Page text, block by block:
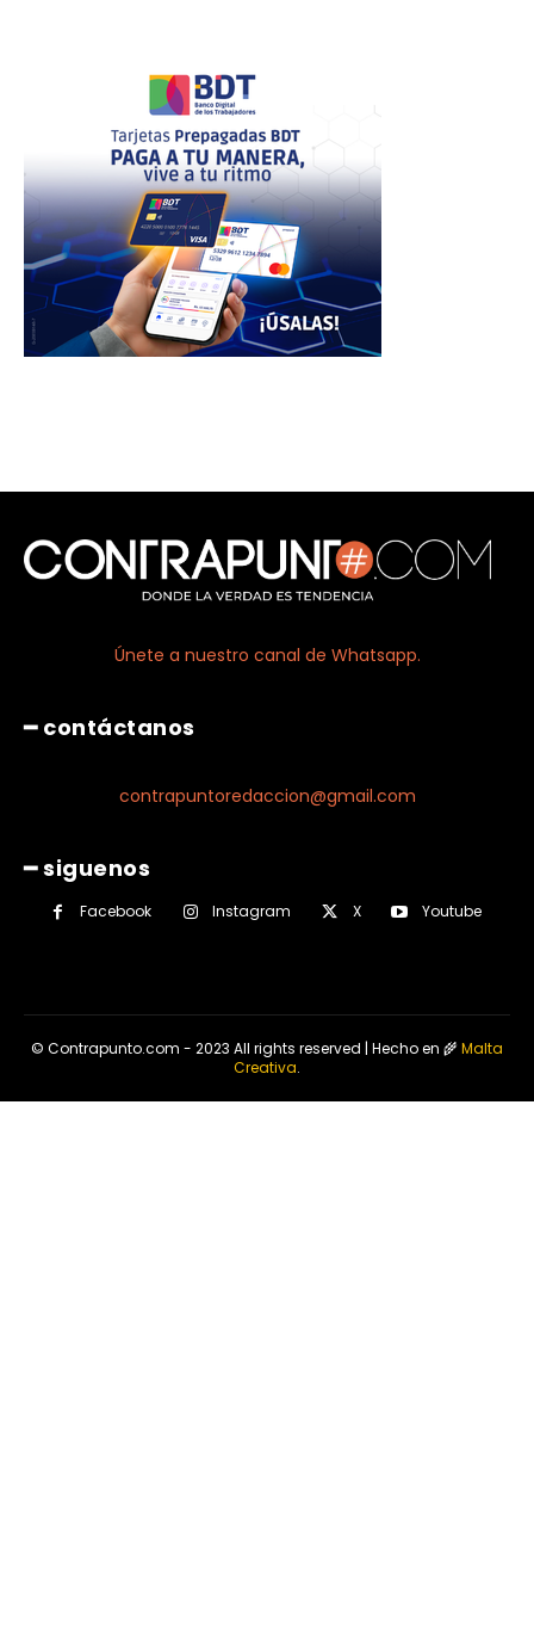
Únete a nuestro canal de Whatsapp.
━ contáctanos
contrapuntoredaccion@gmail.com
━ siguenos
Facebook Instagram X Youtube
© Contrapunto.com - 2023 All rights reserved | Hecho en 🌾Malta
Creativa.